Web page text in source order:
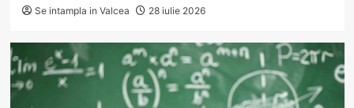
Se intampla in Valcea 28 iulie 2026